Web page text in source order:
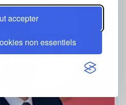
accepter
non essentiels